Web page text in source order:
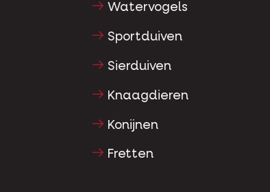
Watervogels
Sportduiven
Sierduiven
Knaagdieren
Konijnen
Fretten